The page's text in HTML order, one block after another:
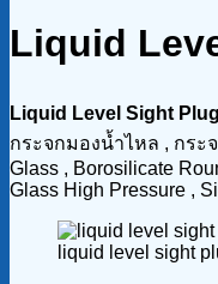
Liquid
Liquid Level Sight
กระจกมองน้ำไหล , กระ
Glass , Borosilicate
Glass High Pressure ,
liquid level sight